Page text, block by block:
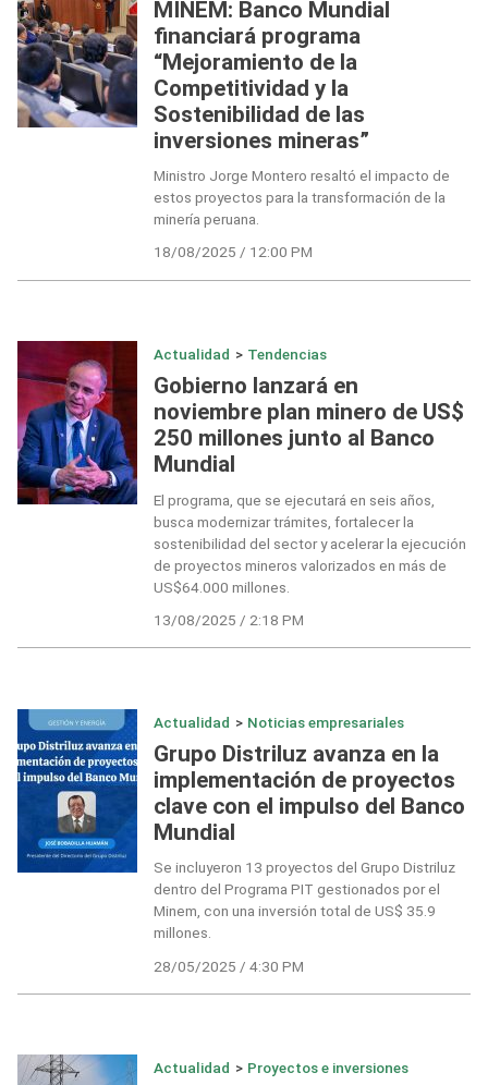
MINEM: Banco Mundial
financiará programa
“Mejoramiento de la
Competitividad y la
Sostenibilidad de las
inversiones mineras”
Ministro Jorge Montero resaltó el impacto de
estos proyectos para la transformación de la
minería peruana.
18/08/2025 / 12:00 PM
Actualidad > Tendencias
Gobierno lanzará en
noviembre plan minero de US$
250 millones junto al Banco
Mundial
El programa, que se ejecutará en seis años,
busca modernizar trámites, fortalecer la
sostenibilidad del sector y acelerar la ejecución
de proyectos mineros valorizados en más de
US$64.000 millones.
13/08/2025 / 2:18 PM
Actualidad > Noticias empresariales
Grupo Distriluz avanza en la
implementación de proyectos
clave con el impulso del Banco
Mundial
Se incluyeron 13 proyectos del Grupo Distriluz
dentro del Programa PIT gestionados por el
Minem, con una inversión total de US$ 35.9
millones.
28/05/2025 / 4:30 PM
Actualidad > Proyectos e inversiones